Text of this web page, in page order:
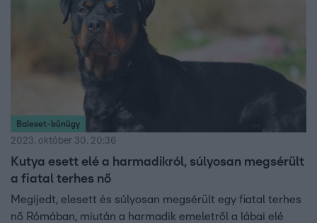
Baleset-bűnügy
2023. október 30. 20:36
Kutya esett elé a harmadikról, súlyosan megsérült
a fiatal terhes nő
Megijedt, elesett és súlyosan megsérült egy fiatal terhes
nő Rómában, miután a harmadik emeletről a lábai elé